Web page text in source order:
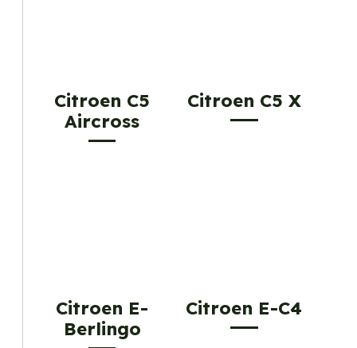
Citroen C5
Aircross
Citroen C5 X
Citroen E-
Berlingo
Citroen E-C4